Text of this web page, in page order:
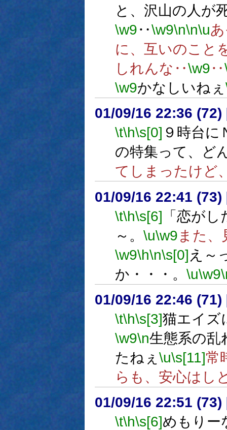
と、沢山の人が
\w9‥\w9\n\n\u
に、互いのこと
しれんな‥\w9‥
\w9かなしいねぇ
01/09/16 22:36 (72)
\t\h\s[0] ９時台に
の特集って、ど
てしまったけど
01/09/16 22:41 (73)
\t\h\s[6] 「恋が
～。 \u\w9また
\w9\h\n\s[0] え～
か・・・。 \u\w9
01/09/16 22:46 (71)
\t\h\s[3]猫エイ
\w9\n生態系の乱
たねぇ \u\s[11]常
らも、安心はし
01/09/16 22:51 (73)
\t\h\s[6]めもりー